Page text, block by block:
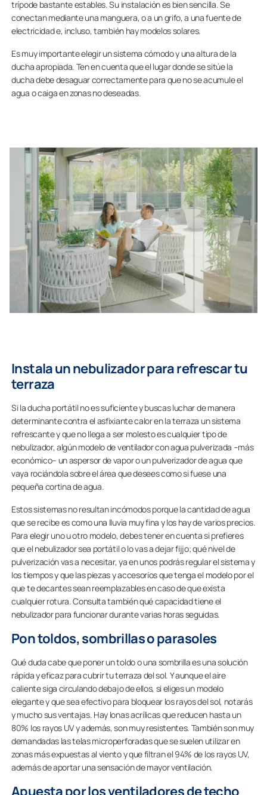
trípode bastante estables. Su instalación es bien sencilla. Se
conectan mediante una manguera, o a un grifo, a una fuente de
electricidad e, incluso, también hay modelos solares.
Es muy importante elegir un sistema cómodo y una altura de la
ducha apropiada. Ten en cuenta que el lugar donde se sitúe la
ducha debe desaguar correctamente para que no se acumule el
agua o caiga en zonas no deseadas.
Instala un nebulizador para refrescar tu
terraza
Si la ducha portátil no es suficiente y buscas luchar de manera
determinante contra el asfixiante calor en la terraza un sistema
refrescante y que no llega a ser molesto es cualquier tipo de
nebulizador, algún modelo de ventilador con agua pulverizada –más
económico– un aspersor de vapor o un pulverizador de agua que
vaya rociándola sobre el área que desees como si fuese una
pequeña cortina de agua.
Estos sistemas no resultan incómodos porque la cantidad de agua
que se recibe es como una lluvia muy fina y los hay de varios precios.
Para elegir uno u otro modelo, debes tener en cuenta si prefieres
que el nebulizador sea portátil o lo vas a dejar fijjo; qué nivel de
pulverización vas a necesitar, ya en unos podrás regular el sistema y
los tiempos y que las piezas y accesorios que tenga el modelo por el
que te decantes sean reemplazables en caso de que exista
cualquier rotura. Consulta también qué capacidad tiene el
nebulizador para funcionar durante varias horas seguidas.
Pon toldos, sombrillas o parasoles
Qué duda cabe que poner un toldo o una sombrilla es una solución
rápida y eficaz para cubrir tu terraza del sol. Y aunque el aire
caliente siga circulando debajo de ellos, si eliges un modelo
elegante y que sea efectivo para bloquear los rayos del sol, notarás
y mucho sus ventajas. Hay lonas acrílicas que reducen hasta un
80% los rayos UV y además, son muy resistentes. También son muy
demandadas las telas microperforadas que se suelen utilizar en
zonas más expuestas al viento y que filtran el 94% de los rayos UV,
además de aportar una sensación de mayor ventilación.